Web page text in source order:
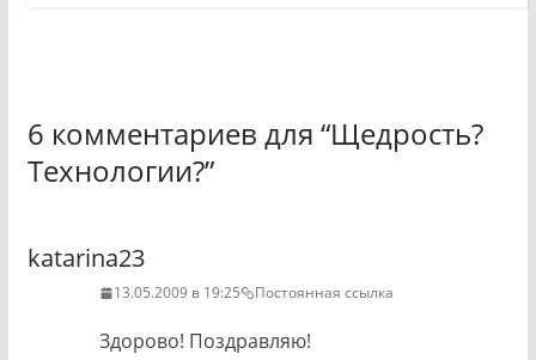
6 комментариев для “Щедрость?
Технологии?”
katarina23
13.05.2009 в 19:25 Постоянная ссылка
Здорово! Поздравляю!